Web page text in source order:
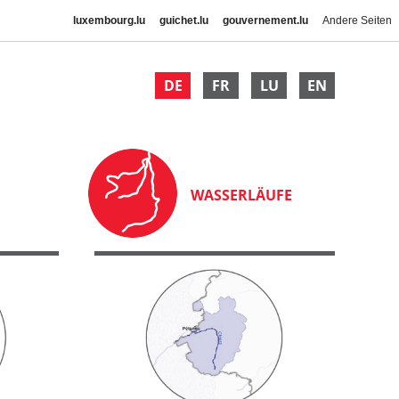
luxembourg.lu guichet.lu gouvernement.lu Andere Seiten
DE FR LU EN
WASSERLÄUFE